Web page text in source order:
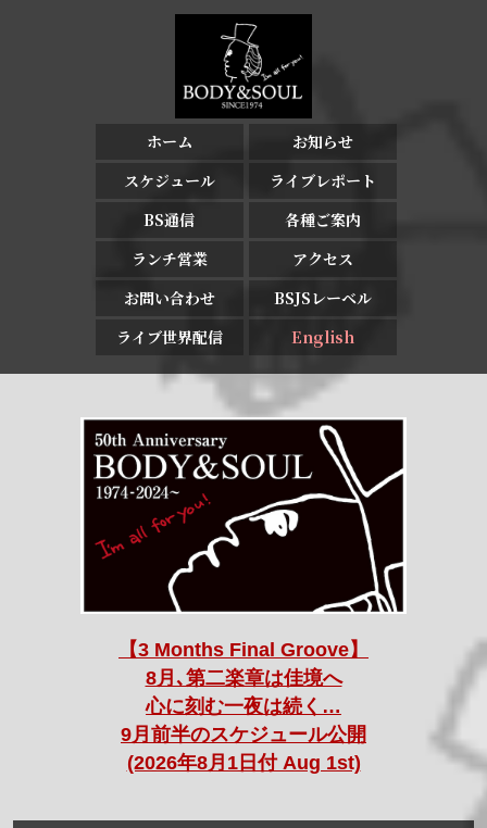
ホーム
お知らせ
スケジュール
ライブレポート
BS通信
各種ご案内
ランチ営業
アクセス
お問い合わせ
BSJSレーベル
ライブ世界配信
English
【3 Months Final Groove】
8月､第二楽章は佳境へ
心に刻む一夜は続く…
9月前半のスケジュール公開
(2026年8月1日付 Aug 1st)